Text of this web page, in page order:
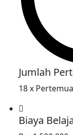
Jumlah
18 x
Biaya